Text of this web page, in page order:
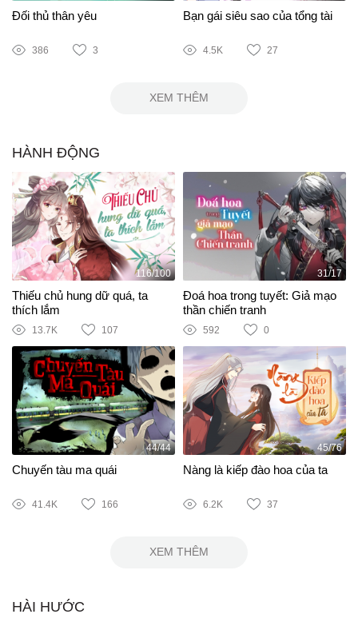
Đối thủ thân yêu
386 3
Bạn gái siêu sao của tổng tài
4.5K 27
XEM THÊM
HÀNH ĐỘNG
116/100
Thiếu chủ hung dữ quá, ta
thích lắm
13.7K 107
31/17
Đoá hoa trong tuyết: Giả mạo
thần chiến tranh
592 0
44/44
Chuyến tàu ma quái
41.4K 166
45/76
Nàng là kiếp đào hoa của ta
6.2K 37
XEM THÊM
HÀI HƯỚC